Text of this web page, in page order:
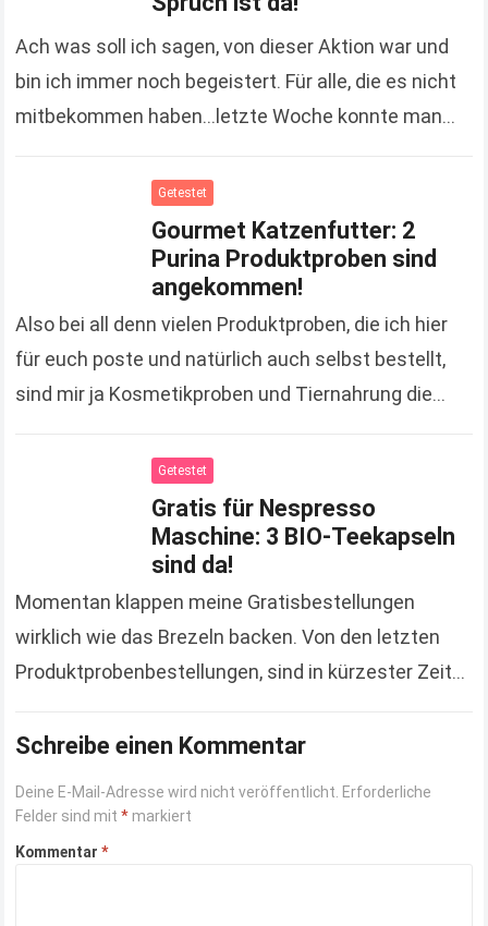
Ach was soll ich sagen, von dieser Aktion war und
bin ich immer noch begeistert. Für alle, die es nicht
mitbekommen haben…letzte Woche konnte man
Getestet
Gourmet Katzenfutter: 2
Purina Produktproben sind
angekommen!
Also bei all denn vielen Produktproben, die ich hier
für euch poste und natürlich auch selbst bestellt,
sind mir ja Kosmetikproben und Tiernahrung die
Getestet
Gratis für Nespresso
Maschine: 3 BIO-Teekapseln
sind da!
Momentan klappen meine Gratisbestellungen
wirklich wie das Brezeln backen. Von den letzten
Produktprobenbestellungen, sind in kürzester Zeit
berichtet habe, war das Kinderbuch „Ein Morgen…
Schreibe einen Kommentar
Deine E-Mail-Adresse wird nicht veröffentlicht. Erforderliche
Felder sind mit* markiert
Kommentar*